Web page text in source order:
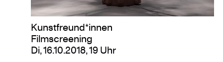
Kunstfreund*innen
Filmscreening
Di, 16.10.2018, 19 Uhr